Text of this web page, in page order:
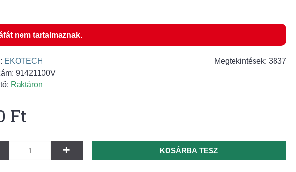
nem tartalmaznak.
Megtekintések: 3837
EKOTECH
91421100V
Raktáron
Ft
+ KOSÁRBA TESZ